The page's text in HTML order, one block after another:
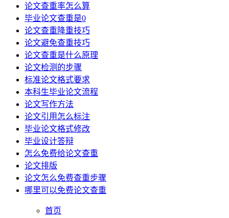
论文查重率怎么算
毕业论文查重是0
论文查重降重技巧
论文避免查重技巧
论文查重是什么原理
论文检测的步骤
标准论文格式要求
本科生毕业论文流程
论文写作方法
论文引用怎么标注
毕业论文格式修改
毕业设计答辩
怎么免费给论文查重
论文排版
论文怎么免费查重步骤
哪里可以免费论文查重
首页